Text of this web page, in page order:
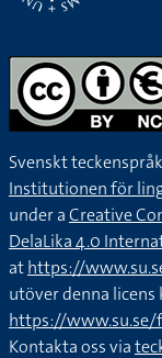
Svenskt
Institutionen för
under aCreative
DelaLika 4.0
athttps://
utöver denna
https://www.su.se/
Kontakta oss via